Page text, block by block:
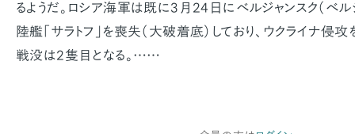
るようだ。ロシア海軍は既に3月24日にベルジャンスク（ベ
陸艦「サラトフ」を喪失（大破着底）しており、ウクライナ侵
戦没は2隻目となる。……